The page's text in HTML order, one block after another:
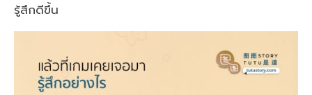
รู้สึกดีขึ้น